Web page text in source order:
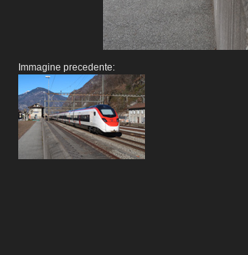
Immagine precedente: